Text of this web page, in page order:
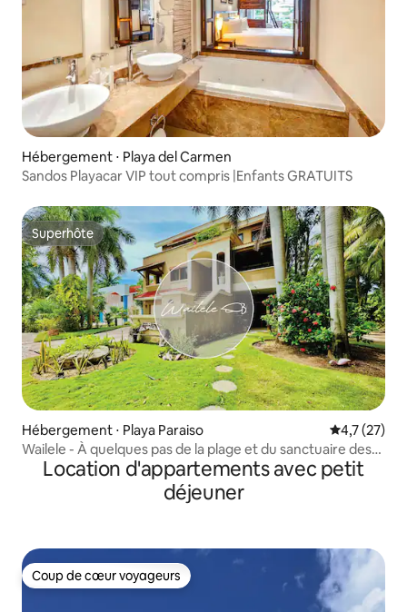
Hébergement ⋅ Playa del Carmen
Sandos Playacar VIP tout compris |Enfants GRATUITS
Superhôte
Superhôte
Hébergement ⋅ Playa Paraiso Évaluation
4,7 (27)
Wailele - À quelques pas de la plage et du sanctuaire des
tortues
Location d'appartements avec petit
déjeuner
Coup de cœur voyageurs
Coup de cœur voyageurs